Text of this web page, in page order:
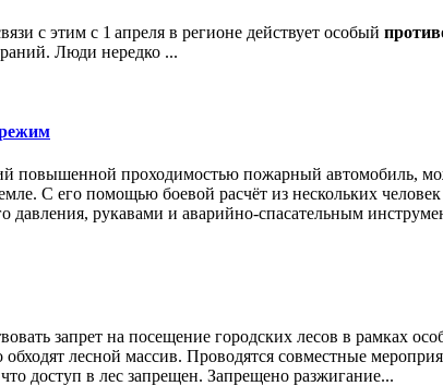
с этим с 1 апреля в регионе действует особый
Люди нередко ...
проходимостью пожарный автомобиль,
С его помощью боевой расчёт из нескольких
рукавами и аварийно-спасательным
запрет на посещение городских лесов в рамках
лесной массив. Проводятся совместные
доступ в лес запрещен. Запрещено разжигание...